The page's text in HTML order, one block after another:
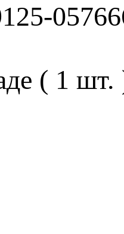
( 1 шт.